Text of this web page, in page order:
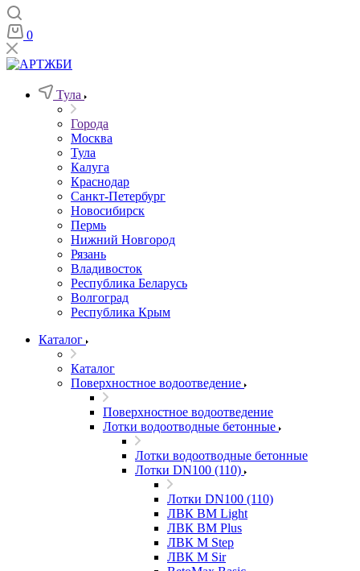
0
Тула
Города
Москва
Тула
Калуга
Краснодар
Санкт-Петербург
Новосибирск
Пермь
Нижний Новгород
Рязань
Владивосток
Республика Беларусь
Волгоград
Республика Крым
Каталог
Каталог
Поверхностное водоотведение
Поверхностное водоотведение
Лотки водоотводные бетонные
Лотки водоотводные бетонные
Лотки DN100 (110)
Лотки DN100 (110)
ЛВК ВМ Light
ЛВК ВМ Plus
ЛВК М Step
ЛВК М Sir